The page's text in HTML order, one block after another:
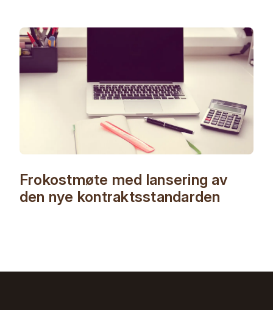
Frokostmøte med lansering av
den nye kontraktsstandarden